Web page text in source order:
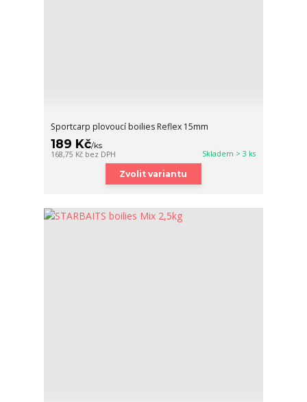
Sportcarp plovoucí boilies Reflex 15mm
189 Kč/ks
168,75 Kč bez DPH Skladem > 3 ks
Zvolit variantu